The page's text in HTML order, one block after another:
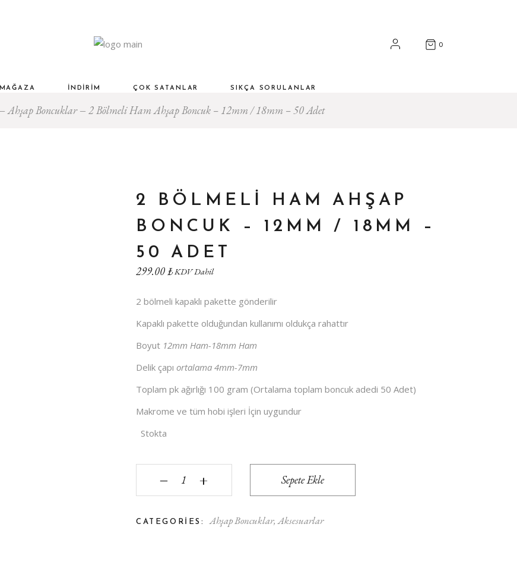
0
MAĞAZA İNDIRIM ÇOK SATANLAR SIKÇA SORULANLAR
Ahşap Boncuklar 2 Bölmeli Ham Ahşap Boncuk – 12mm / 18mm – 50 Adet
2 BÖLMELI HAM AHŞAP
BONCUK – 12MM / 18MM –
50 ADET
299.00₺KDV Dahil
2 bölmeli kapaklı pakette gönderilir
Kapaklı pakette olduğundan kullanımı oldukça rahattır
Boyut 12mm Ham-18mm Ham
Delik çapı ortalama 4mm-7mm
Toplam pk ağırlığı 100 gram (Ortalama toplam boncuk adedi 50 Adet)
Makrome ve tüm hobi işleri İçin uygundur
Stokta
2 Bölmeli Ham Ahşap Boncuk - 12mm / 18mm - 50 Adet quantity
‒ + Sepete Ekle
CATEGORIES: Ahşap Boncuklar,Aksesuarlar